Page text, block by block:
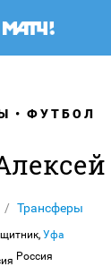
ФУТБОЛ
Трансферы
Уфа
Россия